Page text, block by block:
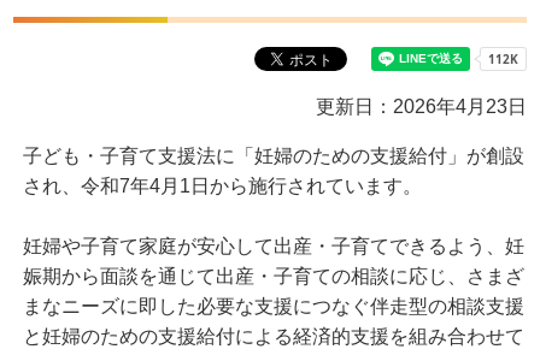
更新日：2026年4月23日
子ども・子育て支援法に「妊婦のための支援給付」が創設
され、令和7年4月1日から施行されています。
妊婦や子育て家庭が安心して出産・子育てできるよう、妊
娠期から面談を通じて出産・子育ての相談に応じ、さまざ
まなニーズに即した必要な支援につなぐ伴走型の相談支援
と妊婦のための支援給付による経済的支援を組み合わせて